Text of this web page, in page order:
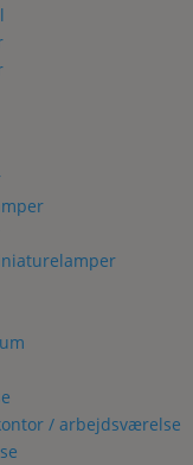
/ arbejdsværelse